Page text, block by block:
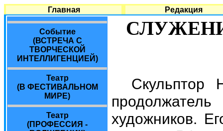
Главная Редакция
Событие
(ВСТРЕЧА С
ТВОРЧЕСКОЙ
ИНТЕЛЛИГЕНЦИЕЙ)
Театр
(В ФЕСТИВАЛЬНОМ
МИРЕ)
Театр
(ПРОФЕССИЯ -
Скульптор
художников.